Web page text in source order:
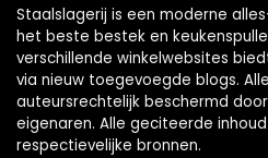
Staalslagerij is een moderne
het beste bestek en
verschillende winkelwebsites
via nieuw toegevoegde blogs.
auteursrechtelijk beschermd
eigenaren. Alle geciteerde
respectievelijke bronnen.